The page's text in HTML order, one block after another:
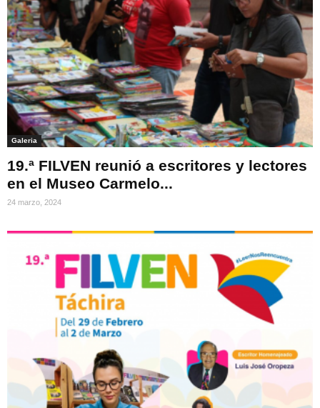
Galeria
19.ª FILVEN reunió a escritores y lectores
en el Museo Carmelo...
24 marzo, 2024